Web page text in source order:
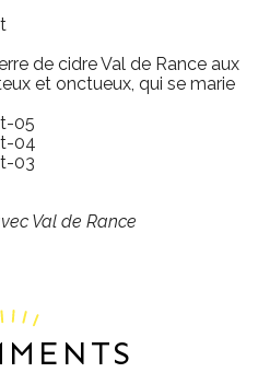
de cidre Val de Rance aux
et onctueux, qui se marie
Val de Rance